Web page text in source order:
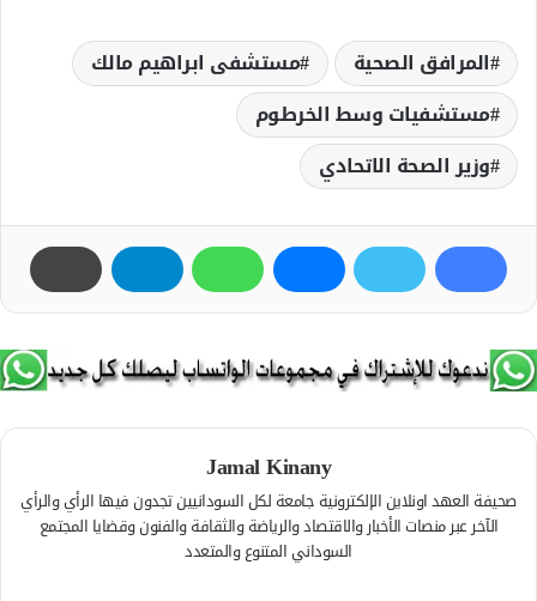
المرافق الصحية
مستشفى ابراهيم مالك
مستشفيات وسط الخرطوم
وزير الصحة الاتحادي
Jamal Kinany
صحيفة العهد اونلاين الإلكترونية جامعة لكل السودانيين تجدون فيها الرأي والرأي
الآخر عبر منصات الأخبار والاقتصاد والرياضة والثقافة والفنون وقضايا المجتمع
السوداني المتنوع والمتعدد